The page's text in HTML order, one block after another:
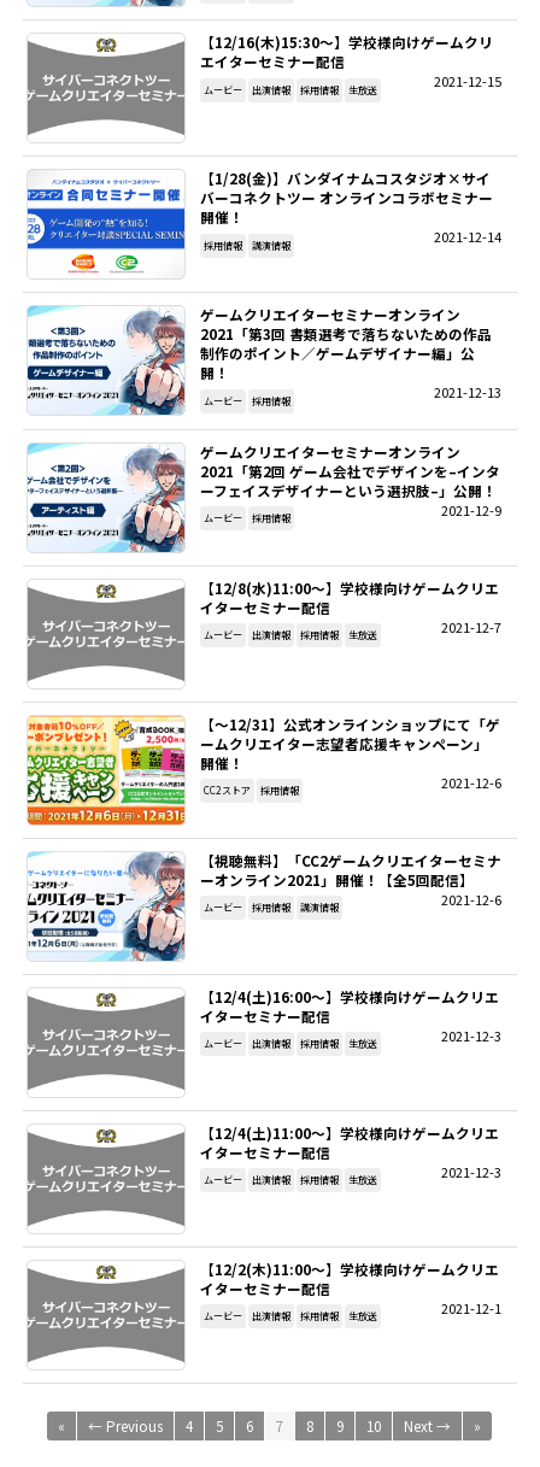
【12/16(木)15:30～】学校様向けゲームクリ
エイターセミナー配信
2021-12-15
ムービー 出演情報 採用情報 生放送
【1/28(金)】バンダイナムコスタジオ×サイ
バーコネクトツー オンラインコラボセミナー
開催！
2021-12-14
採用情報 講演情報
ゲームクリエイターセミナーオンライン
2021「第3回 書類選考で落ちないための作品
制作のポイント／ゲームデザイナー編」公
開！
2021-12-13
ムービー 採用情報
ゲームクリエイターセミナーオンライン
2021「第2回 ゲーム会社でデザインを–インタ
ーフェイスデザイナーという選択肢–」公開！
2021-12-9
ムービー 採用情報
【12/8(水)11:00～】学校様向けゲームクリエ
イターセミナー配信
2021-12-7
ムービー 出演情報 採用情報 生放送
【～12/31】公式オンラインショップにて「ゲ
ームクリエイター志望者応援キャンペーン」
開催！
2021-12-6
CC2ストア 採用情報
【視聴無料】「CC2ゲームクリエイターセミナ
ーオンライン2021」開催！【全5回配信】
2021-12-6
ムービー 採用情報 講演情報
【12/4(土)16:00～】学校様向けゲームクリエ
イターセミナー配信
2021-12-3
ムービー 出演情報 採用情報 生放送
【12/4(土)11:00～】学校様向けゲームクリエ
イターセミナー配信
2021-12-3
ムービー 出演情報 採用情報 生放送
【12/2(木)11:00～】学校様向けゲームクリエ
イターセミナー配信
2021-12-1
ムービー 出演情報 採用情報 生放送
« ← Previous 4 5 6 7 8 9 10 Next → »